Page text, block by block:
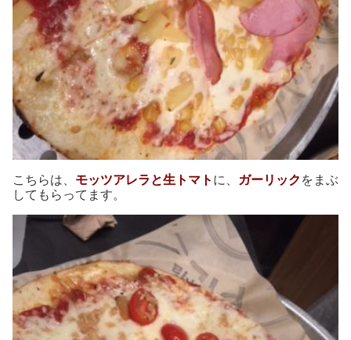
こちらは、 モッツアレラと生トマト に、 ガーリック をまぶ
してもらってます。